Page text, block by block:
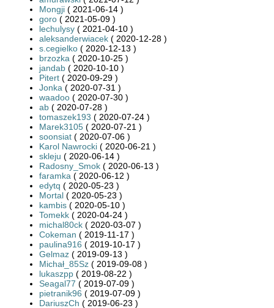
Mongji ( 2021-06-14 )
goro ( 2021-05-09 )
lechulysy ( 2021-04-10 )
aleksanderwiacek ( 2020-12-28 )
s.cegielko ( 2020-12-13 )
brzozka ( 2020-10-25 )
jandab ( 2020-10-10 )
Pitert ( 2020-09-29 )
Jonka ( 2020-07-31 )
waadoo ( 2020-07-30 )
ab ( 2020-07-28 )
tomaszek193 ( 2020-07-24 )
Marek3105 ( 2020-07-21 )
soonsiat ( 2020-07-06 )
Karol Nawrocki ( 2020-06-21 )
skleju ( 2020-06-14 )
Radosny_Smok ( 2020-06-13 )
faramka ( 2020-06-12 )
edytq ( 2020-05-23 )
Mortal ( 2020-05-23 )
kambis ( 2020-05-10 )
Tomekk ( 2020-04-24 )
michal80ck ( 2020-03-07 )
Cokeman ( 2019-11-17 )
paulina916 ( 2019-10-17 )
Gelmaz ( 2019-09-13 )
Michał_85Sz ( 2019-09-08 )
lukaszpp ( 2019-08-22 )
Seagal77 ( 2019-07-09 )
pietranik96 ( 2019-07-09 )
DariuszCh ( 2019-06-23 )